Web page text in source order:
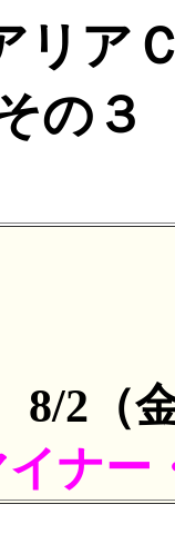
リア
の３
8/2（
イナー